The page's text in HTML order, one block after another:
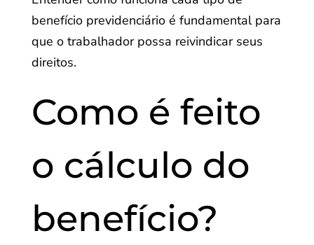
benefício previdenciário é fundamental para
que o trabalhador possa reivindicar seus
direitos.
Como é feito
o cálculo do
benefício?